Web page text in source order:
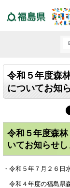
令和５年度森
についてお知
令和５年度森
いてお知らせし
・令和５年７月２６日
令和４年度の福島県